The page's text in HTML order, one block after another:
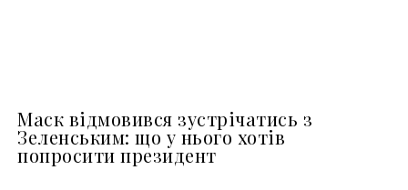
Маск відмовився зустрічатись з
Зеленським: що у нього хотів
попросити президент